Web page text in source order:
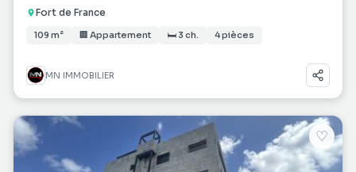
Fort de France
109 m² 🏢 Appartement 🛏 3 ch. 4 pièces
MN IMMOBILIER
♡